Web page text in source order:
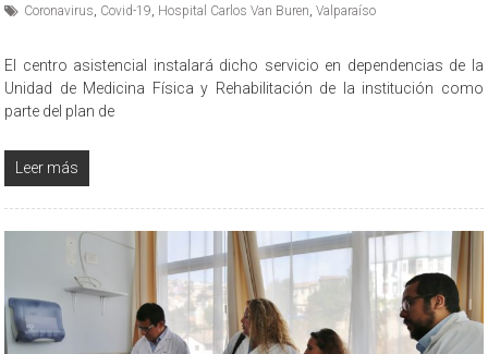
Coronavirus Covid-19 Hospital Carlos Van Buren ,Valparaíso
El centro asistencial instalará dicho servicio en dependencias de la
Unidad de Medicina Física y Rehabilitación de la institución como
parte del plan de
Leer más